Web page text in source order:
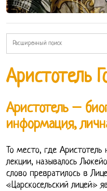
Аристотель
Аристотель –
информация,
То место, где Аристотель
лекции, называлось
слово превратилось в
«Царскосельский лицей»